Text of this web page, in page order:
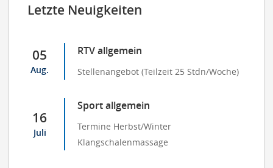
Letzte Neuigkeiten
05
Aug.
RTV allgemein
Stellenangebot (Teilzeit 25 Stdn/Woche)
16
Juli
Sport allgemein
Termine Herbst/Winter
Klangschalenmassage